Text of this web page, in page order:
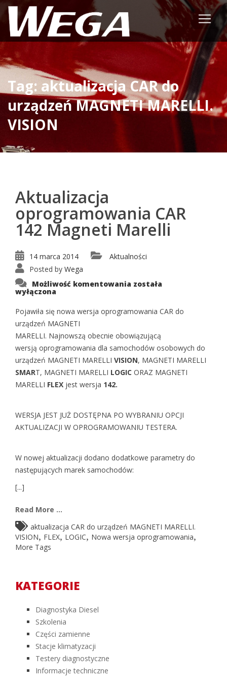
Tag: aktualizacja CAR do
urządzeń MAGNETI MARELLI.
VISION
Aktualizacja
oprogramowania CAR
142 Magneti Marelli
14 marca 2014
Aktualności
Posted by Wega
Możliwość komentowania Aktualizacja
oprogramowania
Magneti
Marelli
została
wyłączona
Pojawiła się nowa wersja oprogramowania CAR do
urządzeń MAGNETI
MARELLI. Najnowszą obecnie obowiązującą
wersją oprogramowania dla samochodów osobowych do
urządzeń MAGNETI MARELLI VISION, MAGNETI MARELLI
SMART, MAGNETI MARELLI LOGIC ORAZ MAGNETI
MARELLI FLEX jest wersja 142.
WERSJA JEST JUŻ DOSTĘPNA PO WYBRANIU OPCJI
AKTUALIZACJI W OPROGRAMOWANIU TESTERA.
W nowej aktualizacji dodano dodatkowe parametry do
następujących marek samochodów:
[...]
Read More ...
aktualizacja CAR do urządzeń MAGNETI MARELLI.
VISION
FLEX LOGIC Nowa wersja oprogramowania
More Tags
KATEGORIE
Diagnostyka Diesel
Szkolenia
Części zamienne
Stacje klimatyzacji
Testery diagnostyczne
Informacje techniczne